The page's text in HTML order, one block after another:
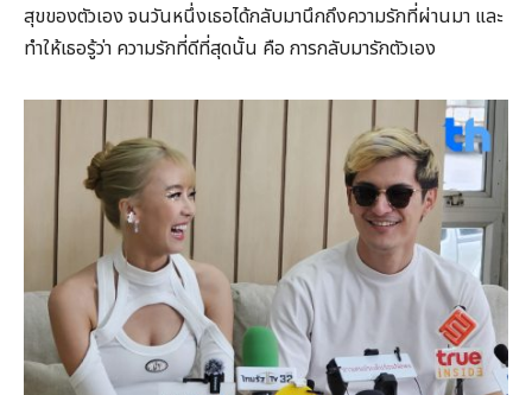
สุขของตัวเอง จนวันหนึ่งเธอได้กลับมานึกถึงความรักที่ผ่านมา และ
ทำให้เธอรู้ว่า ความรักที่ดีที่สุดนั้น คือ การกลับมารักตัวเอง